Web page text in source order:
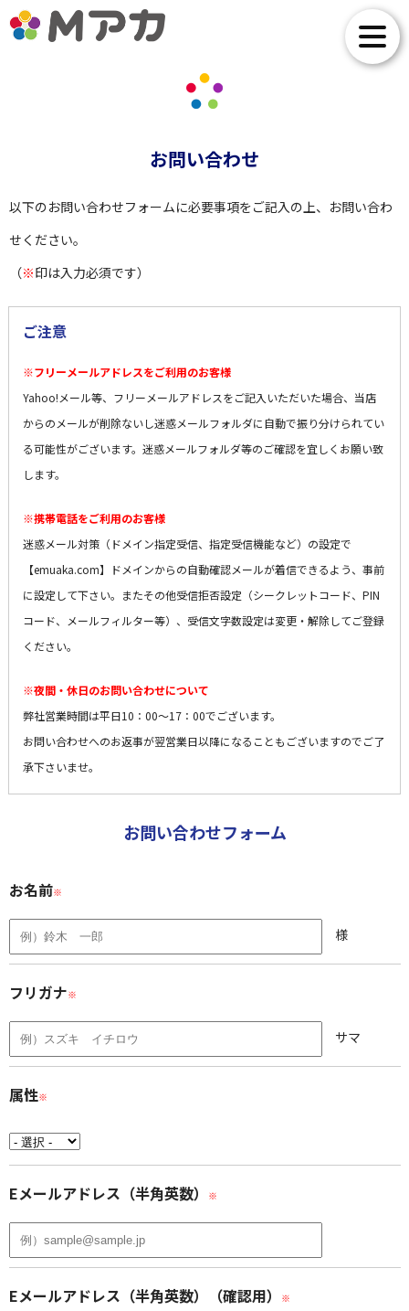
お問い合わせ
以下のお問い合わせフォームに必要事項をご記入の上、お問い合わ
せください。
（※印は入力必須です）
ご注意
※フリーメールアドレスをご利用のお客様
Yahoo!メール等、フリーメールアドレスをご記入いただいた場合、当店
からのメールが削除ないし迷惑メールフォルダに自動で振り分けられてい
る可能性がございます。迷惑メールフォルダ等のご確認を宜しくお願い致
します。
※携帯電話をご利用のお客様
迷惑メール対策（ドメイン指定受信、指定受信機能など）の設定で
【emuaka.com】ドメインからの自動確認メールが着信できるよう、事前
に設定して下さい。またその他受信拒否設定（シークレットコード、PIN
コード、メールフィルター等）、受信文字数設定は変更・解除してご登録
ください。
※夜間・休日のお問い合わせについて
弊社営業時間は平日10：00～17：00でございます。
お問い合わせへのお返事が翌営業日以降になることもございますのでご了
承下さいませ。
お問い合わせフォーム
お名前※
様
フリガナ※
サマ
属性※
Eメールアドレス（半角英数） ※
Eメールアドレス（半角英数）（確認用） ※